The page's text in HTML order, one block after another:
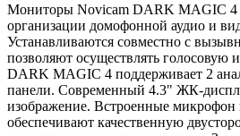
Мониторы Novicam DARK MAGIC 4
организации домофонной аудио и
Устанавливаются совместно с
позволяют осуществлять голосовую
DARK MAGIC 4 поддерживает 2
панели. Современный 4.3" ЖК-
изображение. Встроенные
обеспечивают качественную